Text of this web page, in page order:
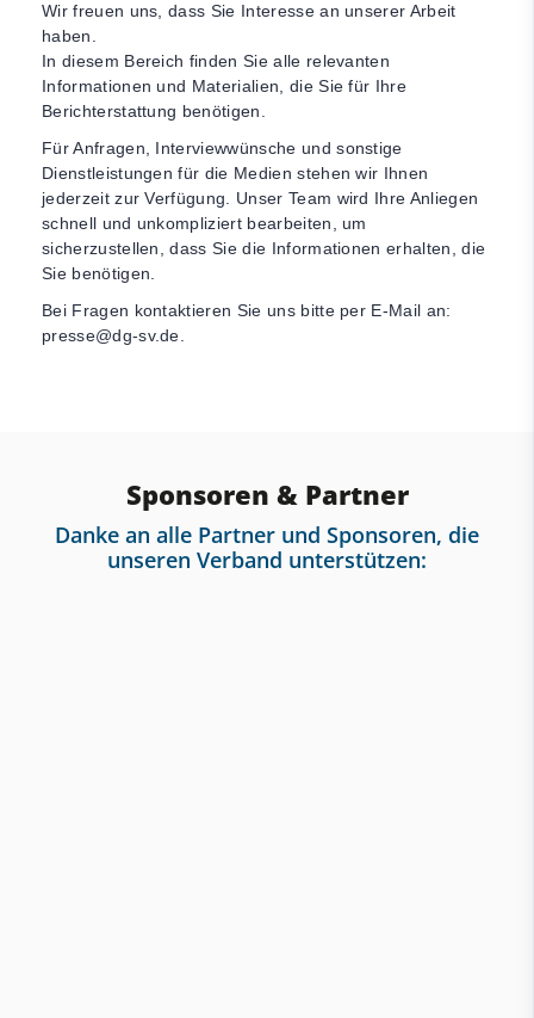
Wir freuen uns, dass Sie Interesse an unserer Arbeit
haben.
In diesem Bereich finden Sie alle relevanten
Informationen und Materialien, die Sie für Ihre
Berichterstattung benötigen.
Für Anfragen, Interviewwünsche und sonstige
Dienstleistungen für die Medien stehen wir Ihnen
jederzeit zur Verfügung. Unser Team wird Ihre Anliegen
schnell und unkompliziert bearbeiten, um
sicherzustellen, dass Sie die Informationen erhalten, die
Sie benötigen.
Bei Fragen kontaktieren Sie uns bitte per E-Mail an:
presse@dg-sv.de
Sponsoren & Partner
Danke an alle Partner und Sponsoren, die
unseren Verband unterstützen: